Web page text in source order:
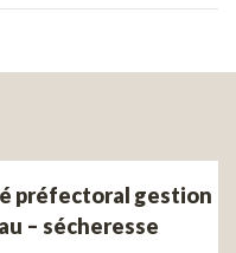
préfectoral gestion
– sécheresse